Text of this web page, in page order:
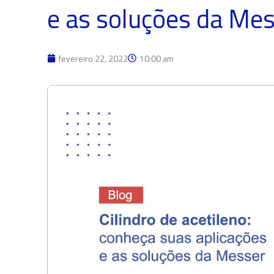
e as soluções da
fevereiro 22, 2022 10:00 am